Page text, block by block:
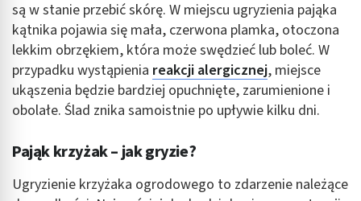
są w stanie przebić skórę. W miejscu ugryzienia pająka
kątnika pojawia się mała, czerwona plamka, otoczona
lekkim obrzękiem, która może swędzieć lub boleć. W
przypadku wystąpienia reakcji alergicznej, miejsce
ukąszenia będzie bardziej opuchnięte, zarumienione i
obolałe. Ślad znika samoistnie po upływie kilku dni.
Pająk krzyżak – jak gryzie?
Ugryzienie krzyżaka ogrodowego to zdarzenie należące